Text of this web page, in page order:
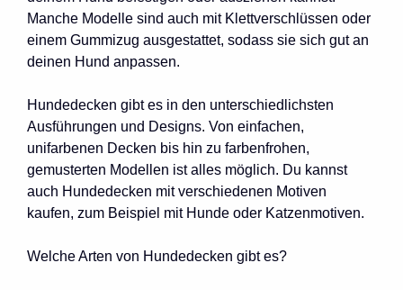
Manche Modelle sind auch mit Klettverschlüssen oder
einem Gummizug ausgestattet, sodass sie sich gut an
deinen Hund anpassen.
Hundedecken gibt es in den unterschiedlichsten
Ausführungen und Designs. Von einfachen,
unifarbenen Decken bis hin zu farbenfrohen,
gemusterten Modellen ist alles möglich. Du kannst
auch Hundedecken mit verschiedenen Motiven
kaufen, zum Beispiel mit Hunde oder Katzenmotiven.
Welche Arten von Hundedecken gibt es?